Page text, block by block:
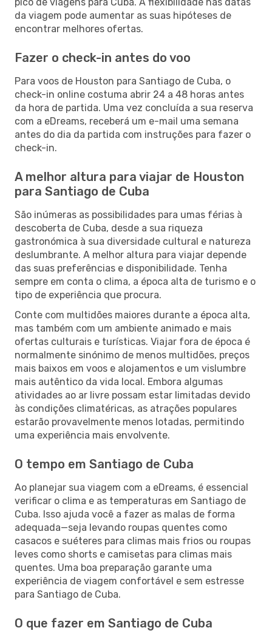
da viagem pode aumentar as suas hipóteses de
encontrar melhores ofertas.
Fazer o check-in antes do voo
Para voos de Houston para Santiago de Cuba, o
check-in online costuma abrir 24 a 48 horas antes
da hora de partida. Uma vez concluída a sua reserva
com a eDreams, receberá um e-mail uma semana
antes do dia da partida com instruções para fazer o
check-in.
A melhor altura para viajar de Houston
para Santiago de Cuba
São inúmeras as possibilidades para umas férias à
descoberta de Cuba, desde a sua riqueza
gastronómica à sua diversidade cultural e natureza
deslumbrante. A melhor altura para viajar depende
das suas preferências e disponibilidade. Tenha
sempre em conta o clima, a época alta de turismo e o
tipo de experiência que procura.
Conte com multidões maiores durante a época alta,
mas também com um ambiente animado e mais
ofertas culturais e turísticas. Viajar fora de época é
normalmente sinónimo de menos multidões, preços
mais baixos em voos e alojamentos e um vislumbre
mais autêntico da vida local. Embora algumas
atividades ao ar livre possam estar limitadas devido
às condições climatéricas, as atrações populares
estarão provavelmente menos lotadas, permitindo
uma experiência mais envolvente.
O tempo em Santiago de Cuba
Ao planejar sua viagem com a eDreams, é essencial
verificar o clima e as temperaturas em Santiago de
Cuba. Isso ajuda você a fazer as malas de forma
adequada—seja levando roupas quentes como
casacos e suéteres para climas mais frios ou roupas
leves como shorts e camisetas para climas mais
quentes. Uma boa preparação garante uma
experiência de viagem confortável e sem estresse
para Santiago de Cuba.
O que fazer em Santiago de Cuba